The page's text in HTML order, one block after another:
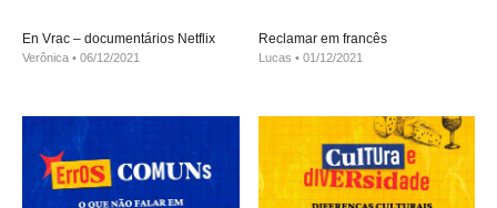
En Vrac – documentários Netflix
Verônica 06/12/2021
Reclamar em francês
Lucas 01/12/2021